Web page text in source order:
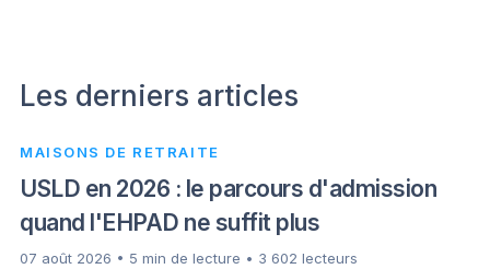
Les derniers articles
MAISONS DE RETRAITE
USLD en 2026 : le parcours d'admission
quand l'EHPAD ne suffit plus
07 août 2026 • 5 min de lecture • 3 602 lecteurs